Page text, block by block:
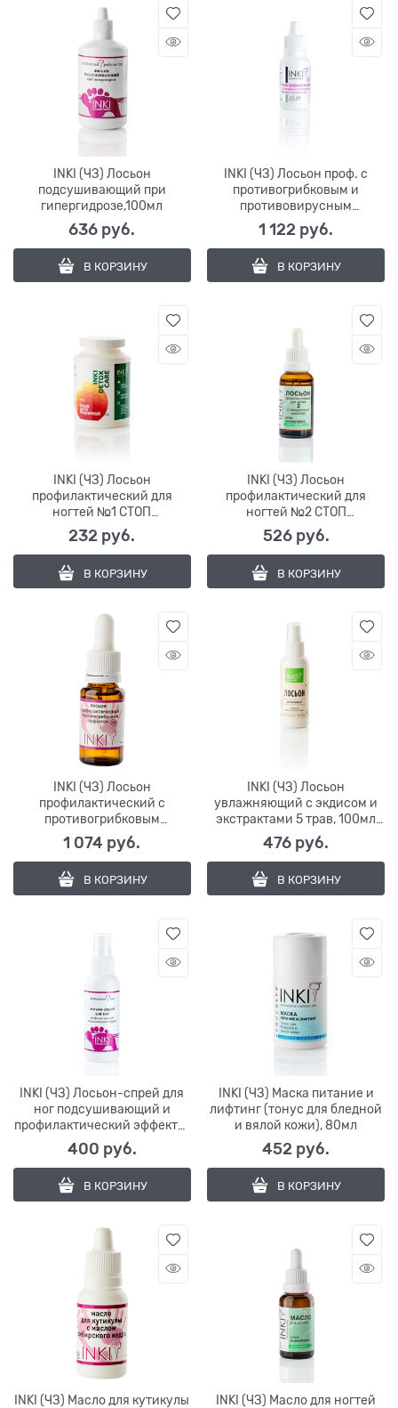
INKI (ЧЗ) Лосьон
подсушивающий при
гипергидрозе,100мл
636 руб.
В КОРЗИНУ
INKI (ЧЗ) Лосьон проф. с
противогрибковым и
противовирусным
эффектами(с част.
серебра)15мл
1 122 руб.
В КОРЗИНУ
INKI (ЧЗ) Лосьон
профилактический для
ногтей №1 СТОП
ОНИХОЛИЗИС, 30мл
232 руб.
В КОРЗИНУ
INKI (ЧЗ) Лосьон
профилактический для
ногтей №2 СТОП
ОНИХОЛИЗИС, 30мл
526 руб.
В КОРЗИНУ
INKI (ЧЗ) Лосьон
профилактический с
противогрибковым
эффектом, 15мл
1 074 руб.
В КОРЗИНУ
INKI (ЧЗ) Лосьон
увлажняющий с экдисом и
экстрактами 5 трав, 100мл
(ЭКОМАНИКЮР)
476 руб.
В КОРЗИНУ
INKI (ЧЗ) Лосьон-спрей для
ног подсушивающий и
профилактический эффекты,
100мл
400 руб.
В КОРЗИНУ
INKI (ЧЗ) Маска питание и
лифтинг (тонус для бледной
и вялой кожи), 80мл
452 руб.
В КОРЗИНУ
INKI (ЧЗ) Масло для кутикулы
INKI (ЧЗ) Масло для ногтей